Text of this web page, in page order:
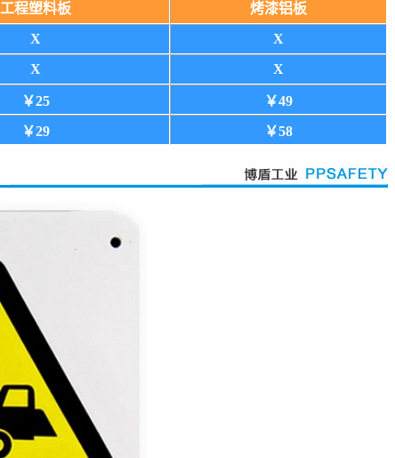
工程塑料板
烤漆铝板
X
X
X
X
￥25
￥49
￥29 ￥58